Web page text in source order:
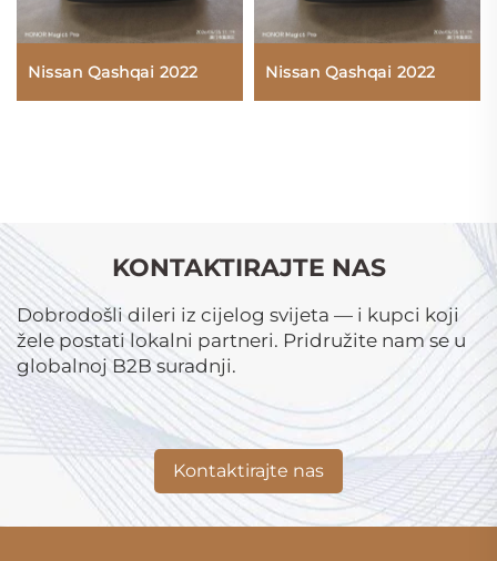
Nissan Qashqai 2022 Nissan Qashqai 2022
KONTAKTIRAJTE NAS
Dobrodošli dileri iz cijelog svijeta — i kupci koji
žele postati lokalni partneri. Pridružite nam se u
globalnoj B2B suradnji.
Kontaktirajte nas